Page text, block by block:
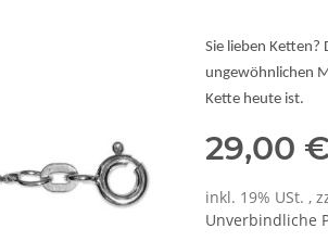
Sie lieben Ketten?
ungewöhnlichen
Kette heute ist.
29,00
inkl. 19% USt. ,
Unverbindliche